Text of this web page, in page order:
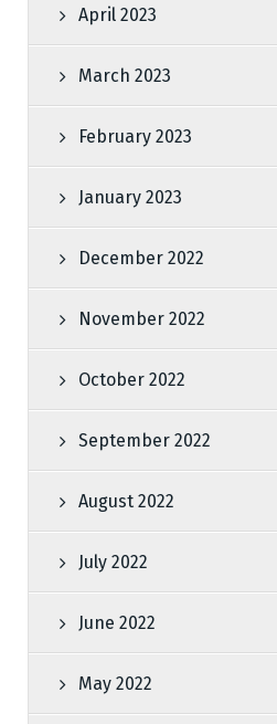
April 2023
March 2023
February 2023
January 2023
December 2022
November 2022
October 2022
September 2022
August 2022
July 2022
June 2022
May 2022